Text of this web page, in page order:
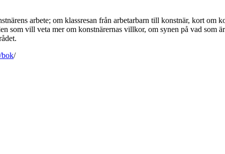
arbete; om klassresan från arbetarbarn till konstnär, kort om
som vill veta mer om konstnärernas villkor, om synen på vad som
bok/